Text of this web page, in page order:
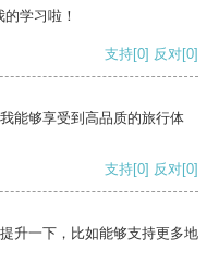
学习啦！
支持[0] 反对[0]
能够享受到高品质的旅行体
支持[0] 反对[0]
升一下，比如能够支持更多地